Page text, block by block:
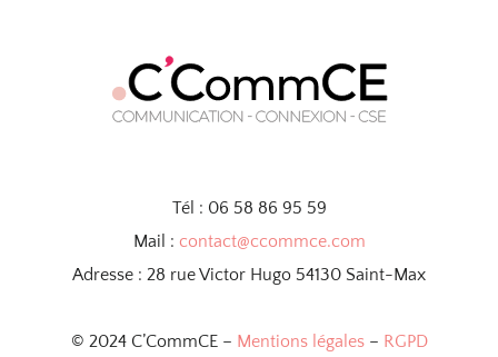
Tél : 06 58 86 95 59
Mail : contact@ccommce.com
Adresse : 28 rue Victor Hugo 54130 Saint-Max
© 2024 C’CommCE – Mentions légales– RGPD